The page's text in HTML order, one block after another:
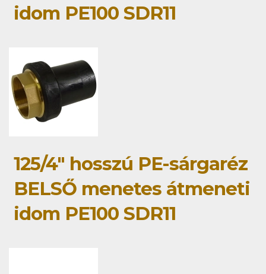
idom PE100 SDR11
125/4" hosszú PE-sárgaréz
BELSŐ menetes átmeneti
idom PE100 SDR11